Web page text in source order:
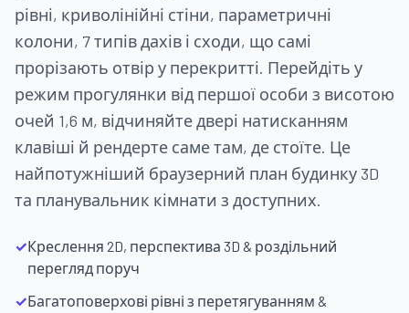
рівні, криволінійні стіни, параметричні
колони, 7 типів дахів і сходи, що самі
прорізають отвір у перекритті. Перейдіть у
режим прогулянки від першої особи з висотою
очей 1,6 м, відчиняйте двері натисканням
клавіші й рендерте саме там, де стоїте. Це
найпотужніший браузерний план будинку 3D
та планувальник кімнати з доступних.
✓Креслення 2D, перспектива 3D & роздільний
перегляд поруч
✓Багатоповерхові рівні з перетягуванням &